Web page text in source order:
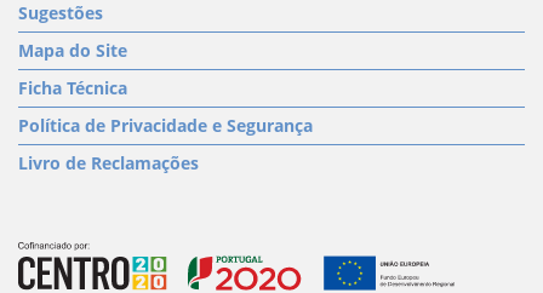
Sugestões
Mapa do Site
Ficha Técnica
Política de Privacidade e Segurança
Livro de Reclamações